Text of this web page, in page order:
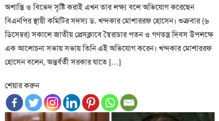
অশান্তি ও বিভেদ সৃষ্টি করাই এখন তার লক্ষ্য বলে অভিযোগ করেছেন
বিএনপির স্থায়ী কমিটির সদস্য ড. খন্দকার মোশাররফ হোসেন। শুক্রবার (৬
ডিসেম্বর) সকালে জাতীয় প্রেসক্লাবে স্বৈরাচার পতন ও গণতন্ত্র দিবস উপলক্ষে
এক আলোচনা সভায় সভায় তিনি এই অভিযোগ করেন। খন্দকার মোশাররফ
হোসেন বলেন, অন্তর্বর্তী সরকার যাতে […]
শেয়ার করুন